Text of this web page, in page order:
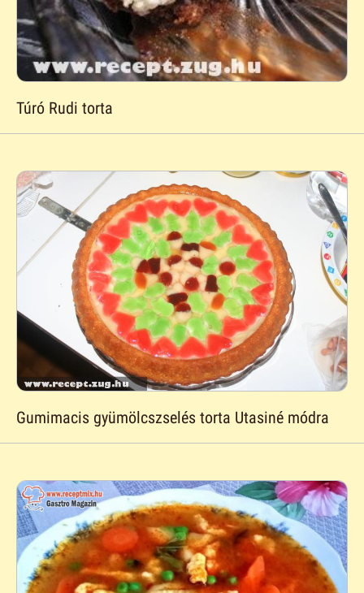
Túró Rudi torta
Gumimacis gyümölcszselés torta Utasiné módra